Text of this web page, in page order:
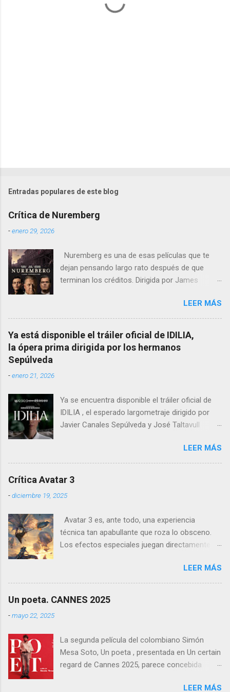
Entradas populares de este blog
Crítica de Nuremberg
-enero 29, 2026
Nuremberg es una de esas películas que te
dejan pensando largo rato después de que
terminan los créditos. Dirigida por James
psicológico se sumerge en los juicios de
Núremberg tras la Segunda Guerra Mundial ,
pero no se limita a recrear eventos judiciales.
En cambio, enfoca su lente en la batalla mental
entre un psiquiatra estadounidense y uno de
LEER MÁS
Ya está disponible el tráiler oficial de IDILIA,
la ópera prima dirigida por los hermanos
Sepúlveda
-enero 21, 2026
Ya se encuentra disponible el tráiler oficial de
IDILIA , el esperado largometraje dirigido por
Javier Canales Sepúlveda y José Taltavull
próximo 27 de febrero . Tras un destacado
recorrido por festivales nacionales e
en la historia del cine balear .
LEER MÁS
Crítica Avatar 3
-diciembre 19, 2025
Avatar 3 es, ante todo, una experiencia
técnica tan apabullante que roza lo obsceno.
Los efectos especiales juegan directamente en
otras películas, es que directamente parecen
inalcanzables para el resto del cine mundial
entero.
LEER MÁS
Un poeta. CANNES 2025
-mayo 22, 2025
La segunda película del colombiano Simón
Mesa Soto, Un poeta , presentada en Un certain
regard de Cannes 2025, parece concebida
sobre la creación artística, la decadenciaLEER MÁS